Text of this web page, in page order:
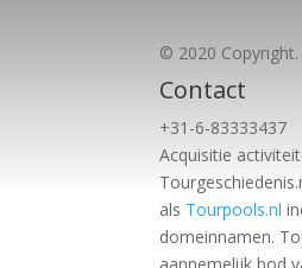
© 2020 Copyright.
Contact
+31-6-83333437
Acquisitie
als Tourpools.nl
domeinnamen.
aannemelijk bod